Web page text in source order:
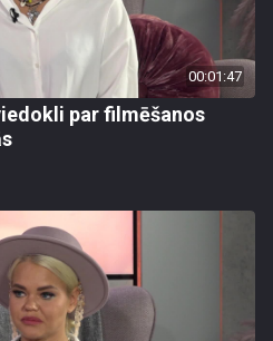
00:01:47
par filmēšanos